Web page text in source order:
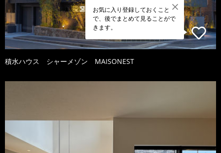
お気に入り登録しておくこと
で、後でまとめて見ることがで
きます。
積水ハウス シャーメゾン MAISONEST